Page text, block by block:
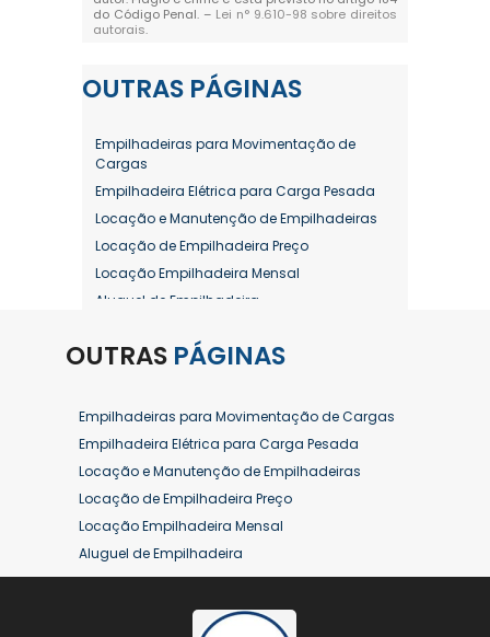
do Código Penal. – Lei n° 9.610-98 sobre direitos
autorais.
OUTRAS PÁGINAS
Empilhadeiras para Movimentação de
Cargas
Empilhadeira Elétrica para Carga Pesada
Locação e Manutenção de Empilhadeiras
Locação de Empilhadeira Preço
Locação Empilhadeira Mensal
Aluguel de Empilhadeira
Aluguel de Empilhadeira Diária Valor
Aluguel de Empilhadeira Elétrica Preço
Aluguel de Empilhadeira Mensal
Aluguel de Empilhadeira Preço
Aluguel de Empilhadeira Valor
Aluguel de Empilhadeiras Eletricas
Conserto de Empilhadeira
Contrato de Locação de Empilhadeira
Empilhadeira a Combustão Hyster
OUTRAS PÁGINAS
Empilhadeiras para Movimentação de Cargas
Empilhadeira Elétrica para Carga Pesada
Locação e Manutenção de Empilhadeiras
Locação de Empilhadeira Preço
Locação Empilhadeira Mensal
Aluguel de Empilhadeira
Aluguel de Empilhadeira a Combustão
Aluguel de Empilhadeira Diária Valor